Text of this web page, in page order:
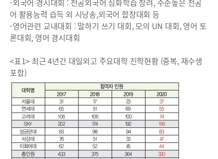
어 활용능력 습득 외 시낭송,외국어 합창대회 등
-영어관련 교내대회 : 말하기 쓰기 대회, 모의 UN 대회, 영어 토
론대회, 영어 경시대회
<표1> 최근 4년간 대일외고 주요대학 진학현황 (중복, 재수생
포함)